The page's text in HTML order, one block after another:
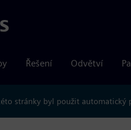
Řešení Odvětví
stránky byl použit automatický